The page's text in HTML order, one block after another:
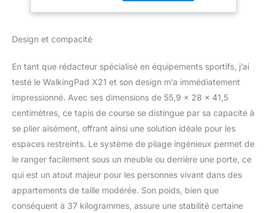
est plié et placé
verticalement, le tapis
X21 n’occupe que 0,16
hauteur compacte de
100 cm. Il est également
doté d'un verrou à
soulever pour empêcher
que la surface de course
ne tombe. Sensation de
course naturelle - La
ceinture de course du
Design et compacité
En tant que rédacteur spécialisé en équipements sportifs, j’ai
testé le WalkingPad X21 et son design m’a immédiatement
impressionné. Avec ses dimensions de 55,9 x 28 x 41,5
centimètres, ce tapis de course se distingue par sa capacité à
se plier aisément, offrant ainsi une solution idéale pour les
espaces restreints. Le système de pliage ingénieux permet de
le ranger facilement sous un meuble ou derrière une porte, ce
qui est un atout majeur pour les personnes vivant dans des
appartements de taille modérée. Son poids, bien que
conséquent à 37 kilogrammes, assure une stabilité certaine